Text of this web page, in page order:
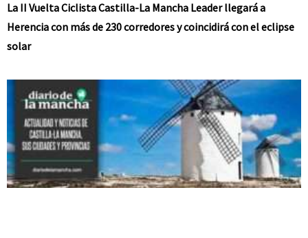
La II Vuelta Ciclista Castilla-La Mancha Leader llegará a
Herencia con más de 230 corredores y coincidirá con el eclipse
solar